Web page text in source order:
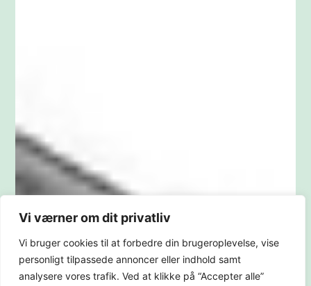
Vi værner om dit privatliv
Vi bruger cookies til at forbedre din brugeroplevelse, vise
personligt tilpassede annoncer eller indhold samt
analysere vores trafik. Ved at klikke på “Accepter alle”